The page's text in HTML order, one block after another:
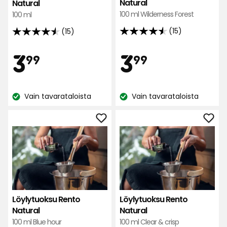
Natural
100 ml
(15)
4.5
5:stä,
15
perusteella
Hinta
399
€
KatsoVain tavarataloista
Natural
100 ml Wilderness Forest
(15)
4.5
5:stä,
15
perusteella
399
€
KatsoVain tavarataloista
Löylytuoksu Rento
Natural
100 ml Blue hour
Lisää
Löylytuoksu
Rento
Natural
suosikkeihin
Löylytuoksu Rento
Natural
100 ml Clear & crisp